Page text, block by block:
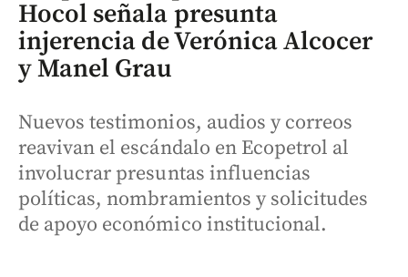
Hocol señala presunta
injerencia de Verónica Alcocer
y Manel Grau
Nuevos testimonios, audios y correos
reavivan el escándalo en Ecopetrol al
involucrar presuntas influencias
políticas, nombramientos y solicitudes
de apoyo económico institucional.